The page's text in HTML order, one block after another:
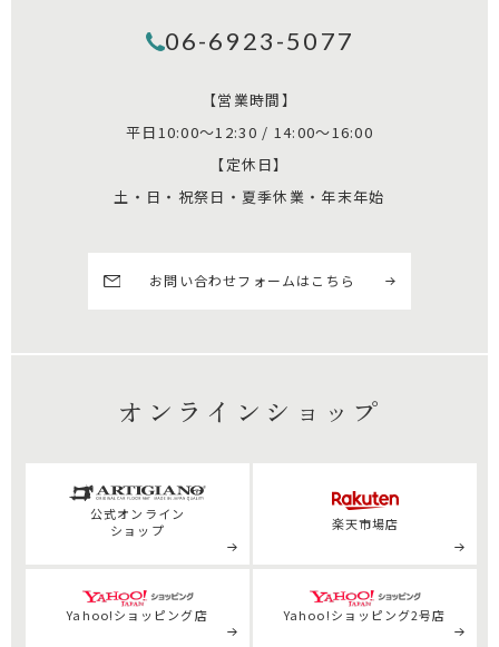
06-6923-5077
【営業時間】
平日10:00～12:30 / 14:00～16:00
【定休日】
土・日・祝祭日・夏季休業・年末年始
お問い合わせフォームはこちら
オンラインショップ
公式オンライン
ショップ
楽天市場店
Yahoo!ショッピング店 Yahoo!ショッピング2号店